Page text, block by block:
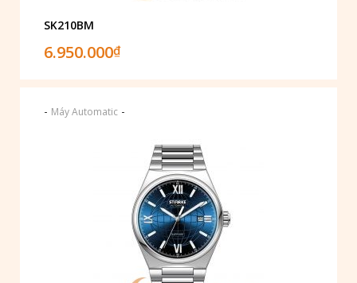
SK210BM
6.950.000₫
- Máy Automatic -